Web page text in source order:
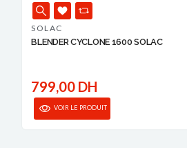
SOLAC
BLENDER CYCLONE 1600 SOLAC
799,00 DH
VOIR LE PRODUIT